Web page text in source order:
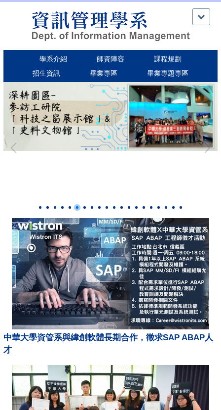
內
學系介紹 師資陣容
課程規劃
招生資訊
畢業專區 畢業專題專區
中華大學資管系與緯創軟體長期合作，徵求SAP ABAP人
才